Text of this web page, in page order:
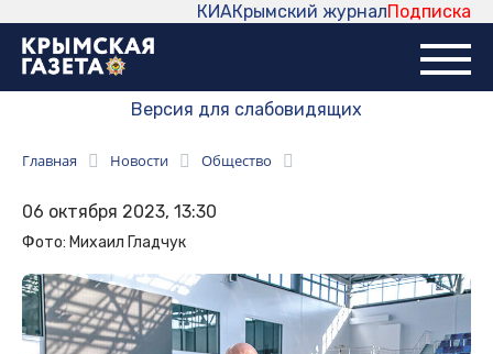
Подписка
Крымский журнал
КИА
Версия для слабовидящих
Главная Новости Общество
06 октября 2023, 13:30
Фото: Михаил Гладчук